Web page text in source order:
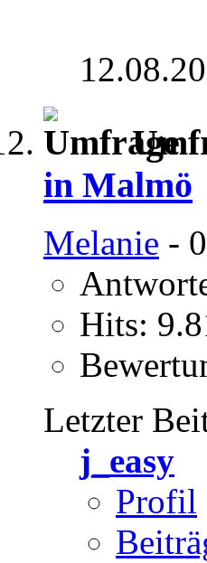
in Malmö
Melanie -
Hits:
Letzter
j_easy
Profil